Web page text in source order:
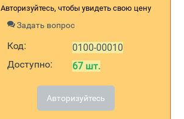
Авторизуйтесь, чтобы увидеть свою цену
Задать вопрос
Код:
0100-00010
Доступно:
67 шт.
Авторизуйтесь